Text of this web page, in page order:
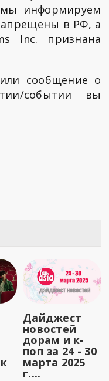
информируем
в РФ, а
Inc. признана
сообщение о
событии вы
Дайджест
новостей
дорам и к-
поп за 24 - 30
марта 2025
г....